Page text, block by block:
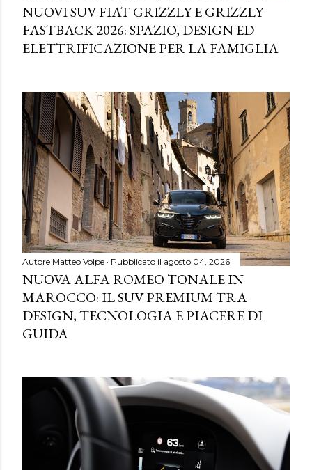
NUOVI SUV FIAT GRIZZLY E GRIZZLY
FASTBACK 2026: SPAZIO, DESIGN ED
ELETTRIFICAZIONE PER LA FAMIGLIA
Autore Matteo Volpe Pubblicato il agosto 04, 2026
NUOVA ALFA ROMEO TONALE IN
MAROCCO: IL SUV PREMIUM TRA
DESIGN, TECNOLOGIA E PIACERE DI
GUIDA